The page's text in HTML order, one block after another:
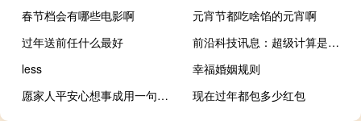
春节档会有哪些电影啊
元宵节都吃啥馅的元宵啊
过年送前任什么最好
前沿科技讯息：超级计算是简单的CPU堆积吗？
less
幸福婚姻规则
愿家人平安心想事成用一句什么成语形容
现在过年都包多少红包